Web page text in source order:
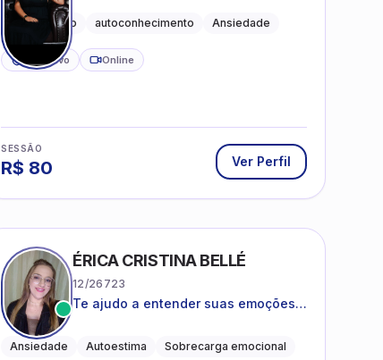
Acolhimento autoconhecimento Ansiedade
CRP ativo Online
SESSÃO
R$ 80 Ver Perfil
ÉRICA CRISTINA BELLÉ
12/26723
Te ajudo a entender suas emoções e
lidar com o que você está vivendo
Ansiedade Autoestima Sobrecarga emocional